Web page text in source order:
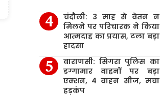
चंदौली: 3 माह से वेतन न
मिलने पर परिचारक ने किया
आत्मदाह का प्रयास, टला बड़ा
हादसा
वाराणसी: सिगरा पुलिस का
डग्गामार वाहनों पर बड़ा
एक्शन, 4 वाहन सीज, मचा
हड़कंप